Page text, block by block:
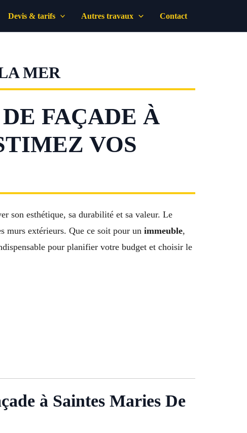
Devis & tarifs Autres travaux Contact
MER
FAÇADE À
VOS
son esthétique, sa durabilité et sa valeur. Le
murs extérieurs. Que ce soit pour un immeuble,
pour planifier votre budget et choisir le
à Saintes Maries De